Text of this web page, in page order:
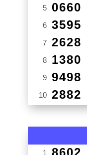
5 0660
6 3595
7 2628
8 1380
9 9498
10 2882
1 8602